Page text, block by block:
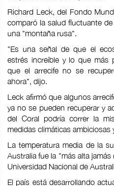
Richard Leck, del Fondo
comparó la salud fluctuante
una "montaña rusa".
"Es una señal de que el
estrés increíble y lo que más
que el arrecife no se
ahora", dijo.
Leck afirmó que algunos
ya no se pueden recuperar y
del Coral podría correr la
medidas climáticas ambiciosas
La temperatura media de la
Australia fue la "más alta
Universidad Nacional de
El país está desarrollando